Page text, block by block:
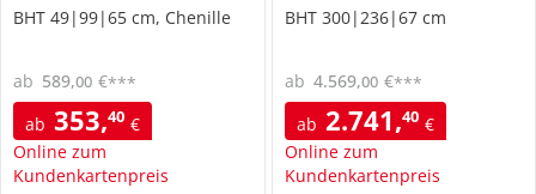
BHT 49|99|65 cm, Chenille
ab 353,40 €
Online zum
Kundenkartenpreis
ab 589,00 €***
BHT 300|236|67 cm
ab 2.741,40 €
Online zum
Kundenkartenpreis
ab 4.569,00 €***